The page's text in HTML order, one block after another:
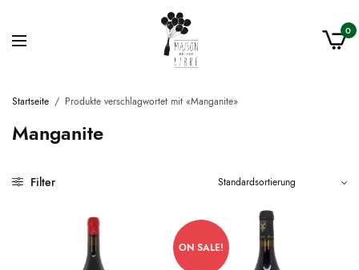
0
Startseite / Produkte verschlagwortet mit «Manganite»
Manganite
Filter
ON SALE!